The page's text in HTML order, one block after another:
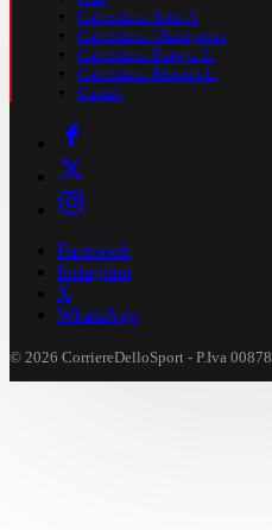
Calendario Serie A
Calendario Champions
Calendario Europa L.
Calendario Premier L.
Casinò
Facebook
Instagram
X
WhatsApp
© 2026 CorriereDelloSport - P.Iva